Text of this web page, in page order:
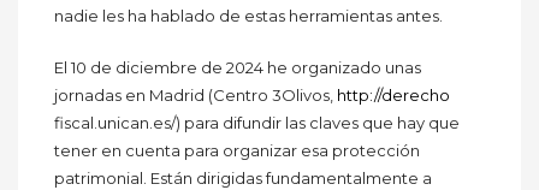
nadie les ha hablado de estas herramientas antes.
El 10 de diciembre de 2024 he organizado unas
jornadas en Madrid (Centro 3Olivos, http://derecho
fiscal.unican.es/) para difundir las claves que hay que
tener en cuenta para organizar esa protección
patrimonial. Están dirigidas fundamentalmente a